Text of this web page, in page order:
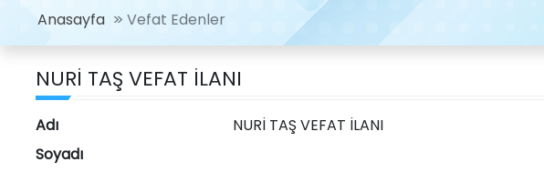
Anasayfa Vefat Edenler
NURİ TAŞ VEFAT İLANI
Adı
NURİ TAŞ VEFAT İLANI
Soyadı